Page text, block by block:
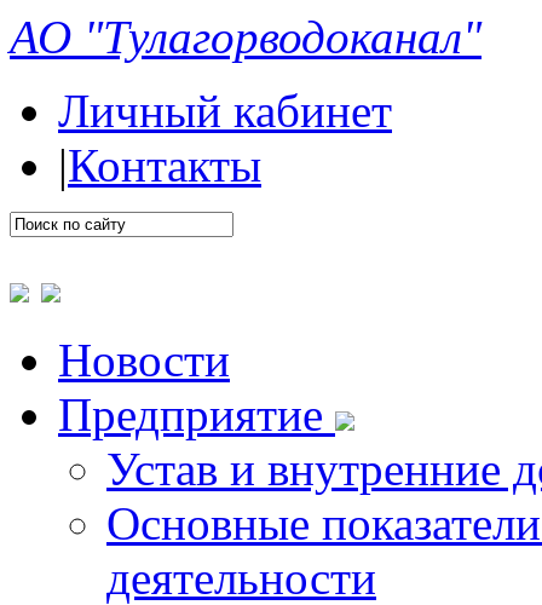
АО "Тулагорводоканал"
Личный кабинет
|Контакты
Новости
Предприятие
Устав и внутренние
Основные
деятельности